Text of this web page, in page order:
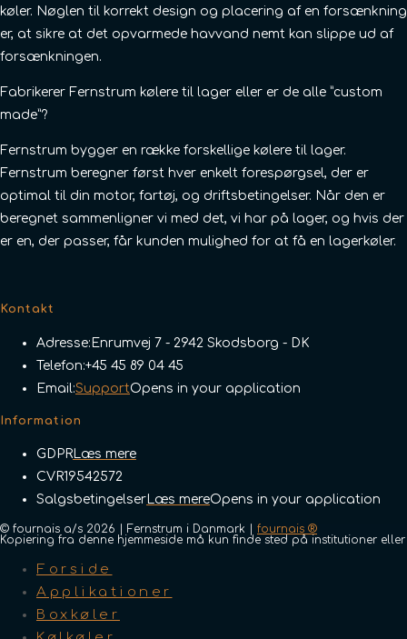
køler. Nøglen til korrekt design og placering af en forsænkning
er, at sikre at det opvarmede havvand nemt kan slippe ud af
forsænkningen.
Fabrikerer Fernstrum kølere til lager eller er de alle ”custom
made”?
Fernstrum bygger en række forskellige kølere til lager.
Fernstrum beregner først hver enkelt forespørgsel, der er
optimal til din motor, fartøj, og driftsbetingelser. Når den er
beregnet sammenligner vi med det, vi har på lager, og hvis der
er en, der passer, får kunden mulighed for at få en lagerkøler.
Kontakt
Adresse: Enrumvej 7 - 2942 Skodsborg - DK
Telefon:+45 45 89 04 45
Email:SupportOpens in your application
Information
GDPR Læs mere
CVR19542572
Salgsbetingelser Læs mereOpens in your application
© fournais a/s 2026 | Fernstrum i Danmark | fournais ®
Kopiering fra denne hjemmeside må kun finde sted på institutioner
Forside
Applikationer
Boxkøler